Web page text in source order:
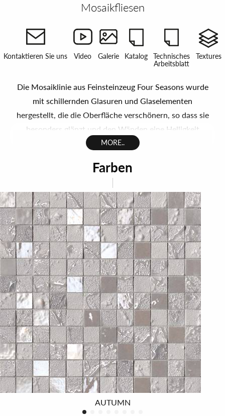
Mosaikfliesen
Kontaktieren Sie uns Video Galerie Katalog
Technisches
Arbeitsblatt
Textures
Die Mosaiklinie aus Feinsteinzeug Four Seasons wurde
mit schillernden Glasuren und Glaselementen
hergestellt, die die Oberfläche verschönern, so dass sie
besonders glänzt und den Wänden eine Helligkeit
verleiht, die für spektakuläre Spiegelungen und
natürlichen Farben (Elfenbein, Beige, Weiß, Grau,
Farbstellungen auf . Die Farben Elfenbein, Silber und
Schwarz sind auch in der Oberfläche satiniert erhältlich,
für eine Eleganz von äußerst raffiniertem Geschmack.
Das Sortiment Dekore bietet Lösungen, die an den
Wänden geometrische Muster oder extrem weiche
Linien von großer optischer Wirkung schaffen. Alle
Dekore sind in warmen und kühlen Farbstellungen
verfügbar.Ergänzt wird diese besondere Kollektion von
den Degradè, die ein stilvolles Spiel von Farben an die
Wand zeichnen.Eine Zusammensetzung, die Räume mit
Stil und exklusivem Geschmack gestaltet. Ein
ausgeklügeltes und anspruchsvolles Dekor sorgt für eine
einzigartige Atmosphäre in den Räumen.
MORE..
Farben
AUTUMN